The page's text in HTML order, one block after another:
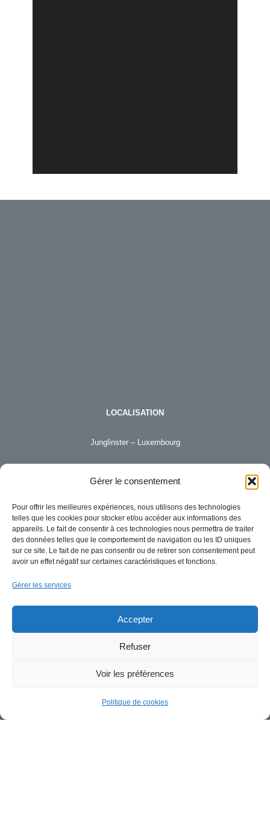
Gérer le consentement
Pour offrir les meilleures expériences, nous utilisons des technologies
telles que les cookies pour stocker et/ou accéder aux informations des
appareils. Le fait de consentir à ces technologies nous permettra de traiter
des données telles que le comportement de navigation ou les ID uniques
sur ce site. Le fait de ne pas consentir ou de retirer son consentement peut
avoir un effet négatif sur certaines caractéristiques et fonctions.
Gérer les services
Accepter
Refuser
Voir les préférences
Politique de cookies
LOCALISATION
Junglinster – Luxembourg
SAMEDI : 9h30 – 18h00
fermé les dimanches et les jours fériés
PAGES
Magasins
360 Tour
Nous utilisons des cookies pour vous offrir la meilleure